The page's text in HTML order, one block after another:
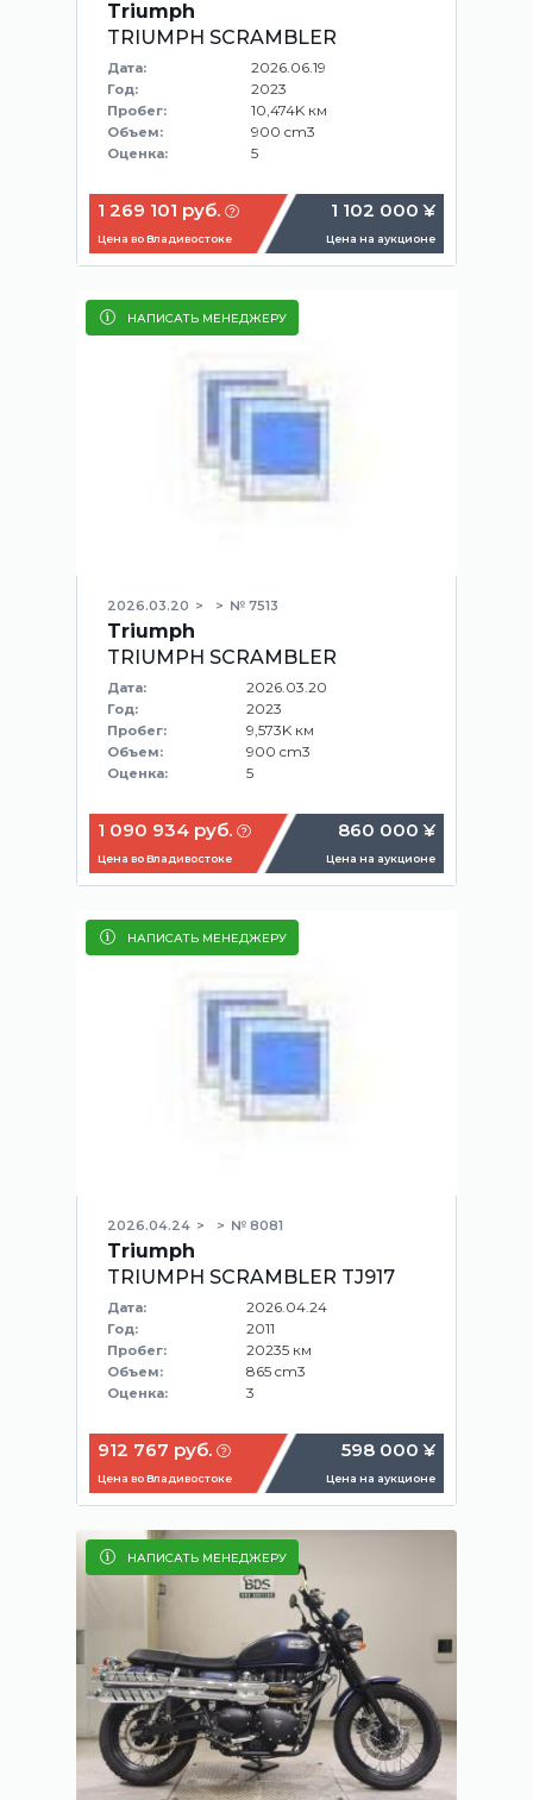
Triumph
TRIUMPH SCRAMBLER
Дата: 2026.06.19
Год: 2023
Пробег: 10,474K км
Объем: 900 cm3
Оценка: 5
1 269 101 руб.
Цена во Владивостоке
1 102 000 ¥
Цена на аукционе
НАПИСАТЬ МЕНЕДЖЕРУ
2026.03.20 № 7513
Triumph
TRIUMPH SCRAMBLER
Дата: 2026.03.20
Год: 2023
Пробег: 9,573K км
Объем: 900 cm3
Оценка: 5
1 090 934 руб.
Цена во Владивостоке
860 000 ¥
Цена на аукционе
НАПИСАТЬ МЕНЕДЖЕРУ
2026.04.24 № 8081
Triumph
TRIUMPH SCRAMBLER TJ917
Дата: 2026.04.24
Год: 2011
Пробег: 20235 км
Объем: 865 cm3
Оценка: 3
912 767 руб.
Цена во Владивостоке
598 000 ¥
Цена на аукционе
НАПИСАТЬ МЕНЕДЖЕРУ